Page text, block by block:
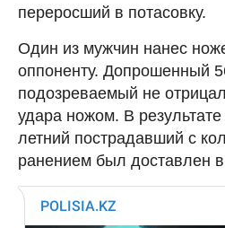
переросший в потасовку.
Один из мужчин нанес
оппоненту. Допрошенный
подозреваемый не
удара ножом. В
летний пострадавший с
ранением был доставлен